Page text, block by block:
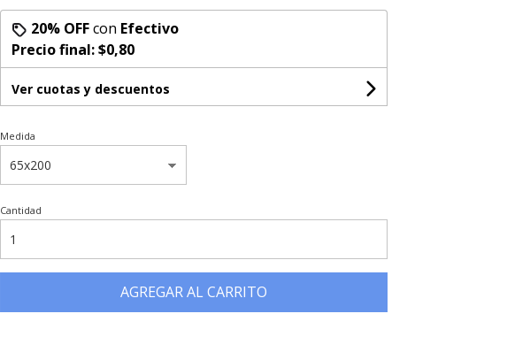
20% OFFcon Efectivo
Precio final:$0,80
Ver cuotas y descuentos
Medida
Cantidad
AGREGAR AL CARRITO